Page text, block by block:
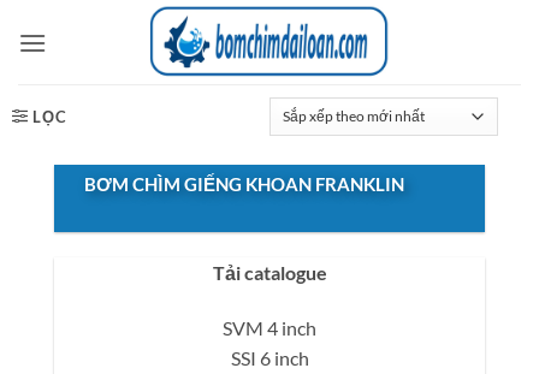
qua
dung
LỌC
BƠM CHÌM GIẾNG KHOAN FRANKLIN
Tải catalogue
SVM 4 inch
SSI 6 inch